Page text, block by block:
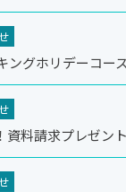
ングホリデーコー
料請求プレゼン